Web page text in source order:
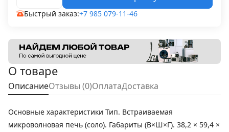
Быстрый заказ:+7 985 079-11-46
О товаре
ОписаниеОтзывы (0)ОплатаДоставка
Основные характеристики Тип. Встраиваемая
микроволновая печь (соло). Габариты (В×Ш×Г). 38,2 × 59,4 ×